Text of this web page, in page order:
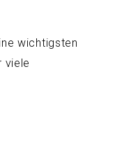
wichtigsten
viele